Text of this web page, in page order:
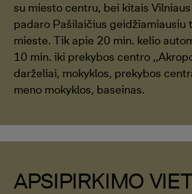
su miesto centru, bei kitais
padaro Pašilaičius geidžiamiausiu
mieste. Tik apie 20 min. kelio
10 min. iki prekybos centro
darželiai, mokyklos, prekybos
meno mokyklos, baseinas.
APSIPIRKIMO